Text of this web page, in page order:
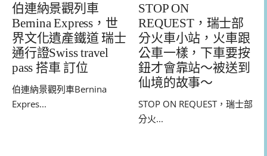
伯連納景觀列車
Bernina Express，世
界文化遺產鐵道 瑞士
通行證Swiss travel
pass 搭車 訂位
伯連納景觀列車Bernina
Expres...
STOP ON
REQUEST，瑞士部
分火車小站，火車跟
公車一樣，下車要按
鈕才會靠站～被送到
仙境的故事～
STOP ON REQUEST，瑞士部
分火...